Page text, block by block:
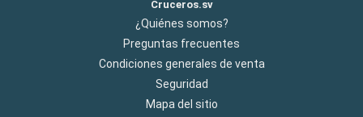
Cruceros.sv
¿Quiénes somos?
Preguntas frecuentes
Condiciones generales de venta
Seguridad
Mapa del sitio